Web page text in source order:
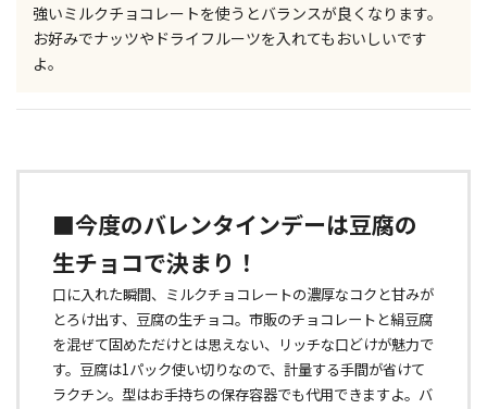
強いミルクチョコレートを使うとバランスが良くなります。
お好みでナッツやドライフルーツを入れてもおいしいです
よ。
■今度のバレンタインデーは豆腐の
生チョコで決まり！
口に入れた瞬間、ミルクチョコレートの濃厚なコクと甘みが
とろけ出す、豆腐の生チョコ。市販のチョコレートと絹豆腐
を混ぜて固めただけとは思えない、リッチな口どけが魅力で
す。豆腐は1パック使い切りなので、計量する手間が省けて
ラクチン。型はお手持ちの保存容器でも代用できますよ。バ